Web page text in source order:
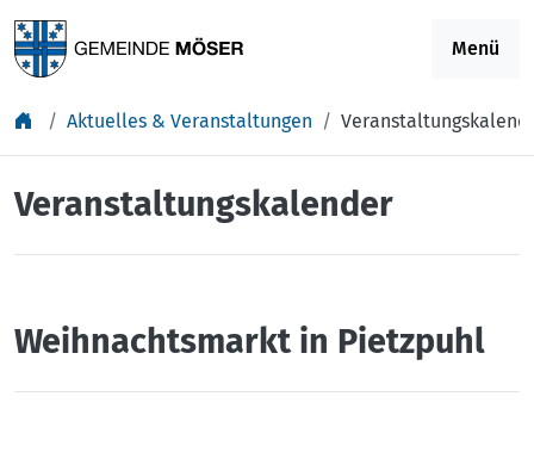
Menü
Aktuelles & Veranstaltungen
Veranstaltungskalender
Weihnachtsmarkt in Pietzpuhl